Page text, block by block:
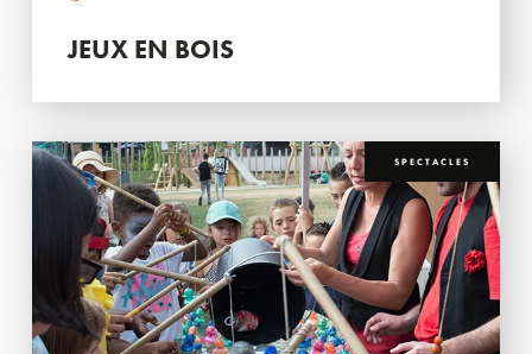
JEUX EN BOIS
SPECTACLES